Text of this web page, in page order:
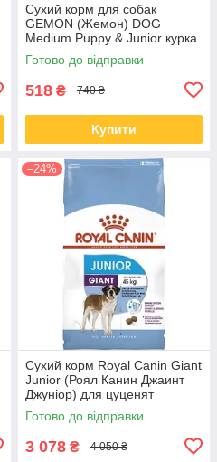
Сухий корм для собак
GEMON (Жемон) DOG
Medium Puppy & Junior курка
з рисом 3 кг (термін до 29.07)
Готово до відправки
518 ₴ 740 ₴
Купити
–24%
Сухий корм Royal Canin Giant
Junior (Роял Канин Джаинт
Джуніор) для цуценят
гігантських порід, 15 КГ
Готово до відправки
3 078 ₴ 4 050 ₴